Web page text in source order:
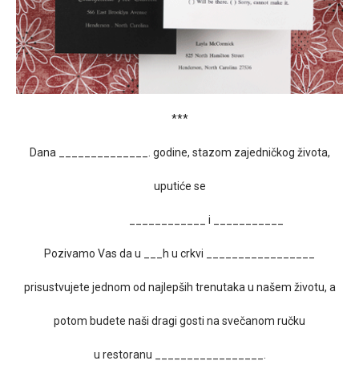
***
Dana ______________. godine, stazom zajedničkog života,
uputiće se
____________ i ___________
Pozivamo Vas da u ___h u crkvi _________________
prisustvujete jednom od najlepših trenutaka u našem životu, a
potom budete naši dragi gosti na svečanom ručku
u restoranu _________________.